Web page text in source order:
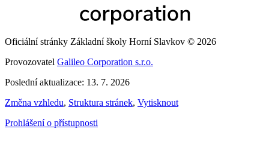
Oficiální stránky Základní školy Horní Slavkov © 2026
Provozovatel Galileo Corporation s.r.o.
Poslední aktualizace: 13. 7. 2026
Změna vzhledu, Struktura stránek, Vytisknout
Prohlášení o přístupnosti